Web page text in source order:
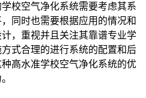
校空气净化系统需要考虑其系
同时也需要根据应用的情况和
，重视并且关注其靠谱专业学
式合理的进行系统的配置和后
高水准学校空气净化系统的优